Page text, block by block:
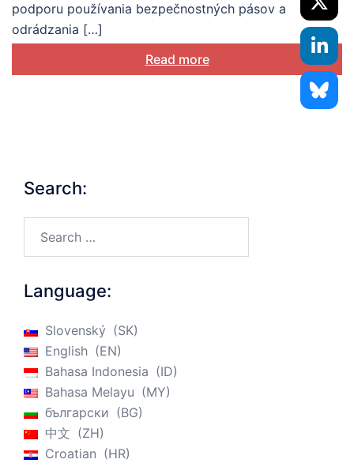
podporu používania bezpečnostných pásov a
odrádzania […]
Read more
Search:
Language:
Slovenský
SK
English
EN
Bahasa Indonesia
ID
Bahasa Melayu
MY
български
BG
中文
ZH
Croatian
HR